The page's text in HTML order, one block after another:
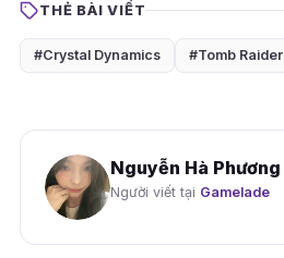
THẺ BÀI VIẾT
#Crystal Dynamics #Tomb Raider
Nguyễn Hà Phương
Người viết tại Gamelade